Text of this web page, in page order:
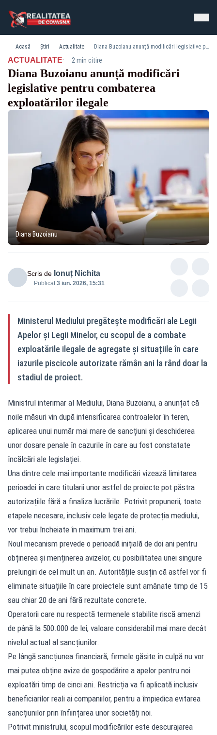
Acasă Știri Actualitate Diana Buzoianu anunță modificări legislative pentru combaterea exploatărilor ilegale
ACTUALITATE· 2 min citire
Diana Buzoianu anunță modificări
legislative pentru combaterea
exploatărilor ilegale
Diana Buzoianu
Scris de Ionuț Nichita
Publicat:3 iun. 2026, 15:31
Ministerul Mediului pregătește modificări ale Legii
Apelor și Legii Minelor, cu scopul de a combate
exploatările ilegale de agregate și situațiile în care
iazurile piscicole autorizate rămân ani la rând doar la
stadiul de proiect.
Ministrul interimar al Mediului, Diana Buzoianu, a anunțat că
noile măsuri vin după intensificarea controalelor în teren,
aplicarea unui număr mai mare de sancțiuni și deschiderea
unor dosare penale în cazurile în care au fost constatate
încălcări ale legislației.
Una dintre cele mai importante modificări vizează limitarea
perioadei în care titularii unor astfel de proiecte pot păstra
autorizațiile fără a finaliza lucrările. Potrivit propunerii, toate
etapele necesare, inclusiv cele legate de protecția mediului,
vor trebui încheiate în maximum trei ani.
Noul mecanism prevede o perioadă inițială de doi ani pentru
obținerea și menținerea avizelor, cu posibilitatea unei singure
prelungiri de cel mult un an. Autoritățile susțin că astfel vor fi
eliminate situațiile în care proiectele sunt amânate timp de 15
sau chiar 20 de ani fără rezultate concrete.
Operatorii care nu respectă termenele stabilite riscă amenzi
de până la 500.000 de lei, valoare considerabil mai mare decât
nivelul actual al sancțiunilor.
Pe lângă sancțiunea financiară, firmele găsite în culpă nu vor
mai putea obține avize de gospodărire a apelor pentru noi
exploatări timp de cinci ani. Restricția va fi aplicată inclusiv
beneficiarilor reali ai companiilor, pentru a împiedica evitarea
sancțiunilor prin înființarea unor societăți noi.
Potrivit ministrului, scopul modificărilor este descurajarea